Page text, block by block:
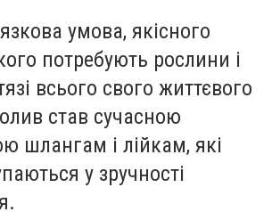
умова, якісного
потребують рослини і
всього свого життєвого
став сучасною
шлангам і лійкам, які
у зручності